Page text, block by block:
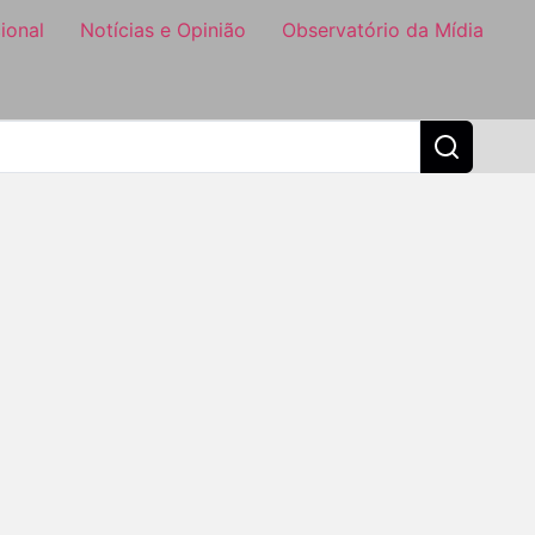
Notícias e Opinião Observatório da Mídia